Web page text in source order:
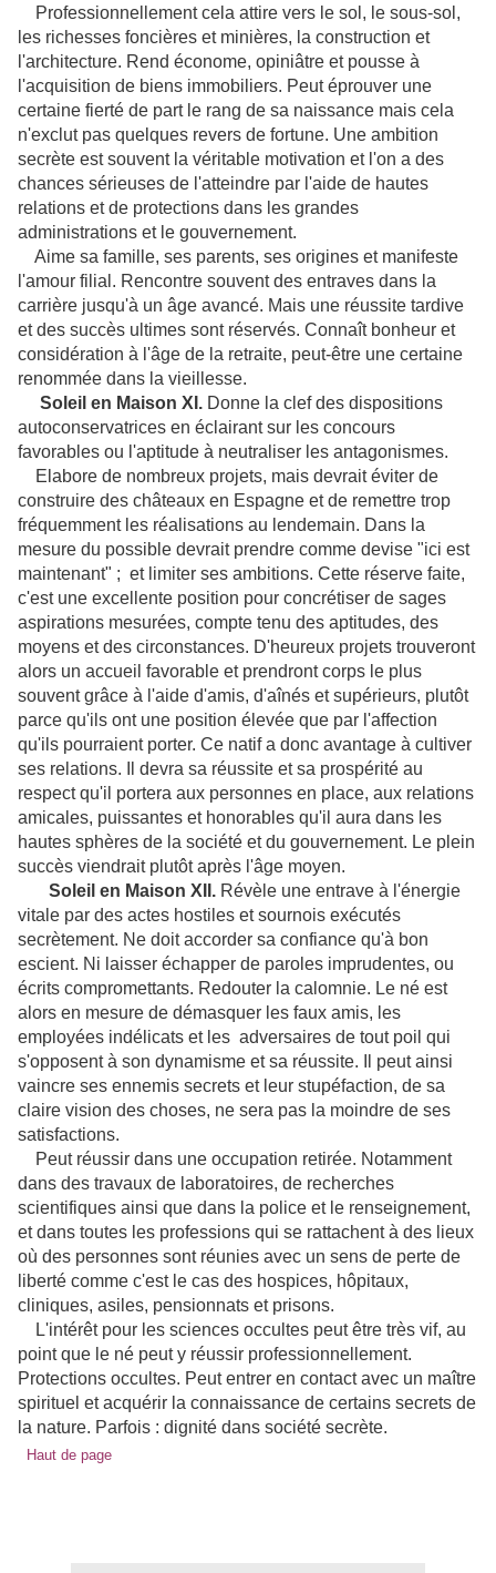
Professionnellement cela attire vers le sol, le sous-sol,
les richesses foncières et minières, la construction et
l'architecture. Rend économe, opiniâtre et pousse à
l'acquisition de biens immobiliers. Peut éprouver une
certaine fierté de part le rang de sa naissance mais cela
n'exclut pas quelques revers de fortune. Une ambition
secrète est souvent la véritable motivation et l'on a des
chances sérieuses de l'atteindre par l'aide de hautes
relations et de protections dans les grandes
administrations et le gouvernement.
Aime sa famille, ses parents, ses origines et manifeste
l'amour filial. Rencontre souvent des entraves dans la
carrière jusqu'à un âge avancé. Mais une réussite tardive
et des succès ultimes sont réservés. Connaît bonheur et
considération à l'âge de la retraite, peut-être une certaine
renommée dans la vieillesse.
Soleil en Maison XI. Donne la clef des dispositions
autoconservatrices en éclairant sur les concours
favorables ou l'aptitude à neutraliser les antagonismes.
Elabore de nombreux projets, mais devrait éviter de
construire des châteaux en Espagne et de remettre trop
fréquemment les réalisations au lendemain. Dans la
mesure du possible devrait prendre comme devise "ici est
maintenant" ; et limiter ses ambitions. Cette réserve faite,
c'est une excellente position pour concrétiser de sages
aspirations mesurées, compte tenu des aptitudes, des
moyens et des circonstances. D'heureux projets trouveront
alors un accueil favorable et prendront corps le plus
souvent grâce à l'aide d'amis, d'aînés et supérieurs, plutôt
parce qu'ils ont une position élevée que par l'affection
qu'ils pourraient porter. Ce natif a donc avantage à cultiver
ses relations. Il devra sa réussite et sa prospérité au
respect qu'il portera aux personnes en place, aux relations
amicales, puissantes et honorables qu'il aura dans les
hautes sphères de la société et du gouvernement. Le plein
succès viendrait plutôt après l'âge moyen.
Soleil en Maison XII. Révèle une entrave à l'énergie
vitale par des actes hostiles et sournois exécutés
secrètement. Ne doit accorder sa confiance qu'à bon
escient. Ni laisser échapper de paroles imprudentes, ou
écrits compromettants. Redouter la calomnie. Le né est
alors en mesure de démasquer les faux amis, les
employées indélicats et les adversaires de tout poil qui
s'opposent à son dynamisme et sa réussite. Il peut ainsi
vaincre ses ennemis secrets et leur stupéfaction, de sa
claire vision des choses, ne sera pas la moindre de ses
satisfactions.
Peut réussir dans une occupation retirée. Notamment
dans des travaux de laboratoires, de recherches
scientifiques ainsi que dans la police et le renseignement,
et dans toutes les professions qui se rattachent à des lieux
où des personnes sont réunies avec un sens de perte de
liberté comme c'est le cas des hospices, hôpitaux,
cliniques, asiles, pensionnats et prisons.
L'intérêt pour les sciences occultes peut être très vif, au
point que le né peut y réussir professionnellement.
Protections occultes. Peut entrer en contact avec un maître
spirituel et acquérir la connaissance de certains secrets de
la nature. Parfois : dignité dans société secrète.
Haut de page